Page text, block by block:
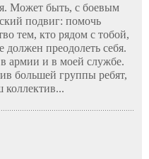
Может быть, с боевым
подвиг: помочь
тем, кто рядом с тобой,
должен преодолеть себя.
армии и в моей службе.
большей группы ребят,